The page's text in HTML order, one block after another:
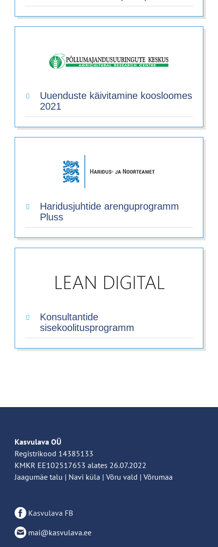
Uuenduste käivitamine koosloomes
2021
Haridusjuhtide arenguprogramm
Pluss
Konsultantide
sisekoolitusprogramm
Kasvulava OÜ
Registrikood 14385133
KMKR EE102517653 alates 26.07.2022
Jaagumäe talu | Navi küla | Võru vald | Võrumaa
Kasvulava FB
mai@kasvulava.ee